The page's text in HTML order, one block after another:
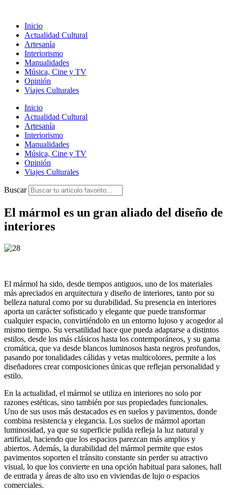
contenido
Inicio
Actualidad Cultural
Artesanía
Interiorismo
Manualidades
Música, Cine y TV
Opinión
Viajes Culturales
Inicio
Actualidad Cultural
Artesanía
Interiorismo
Manualidades
Música, Cine y TV
Opinión
Viajes Culturales
Buscar
El mármol es un gran aliado del diseño de
interiores
El mármol ha sido, desde tiempos antiguos, uno de los materiales
más apreciados en arquitectura y diseño de interiores, tanto por su
belleza natural como por su durabilidad. Su presencia en interiores
aporta un carácter sofisticado y elegante que puede transformar
cualquier espacio, convirtiéndolo en un entorno lujoso y acogedor al
mismo tiempo. Su versatilidad hace que pueda adaptarse a distintos
estilos, desde los más clásicos hasta los contemporáneos, y su gama
cromática, que va desde blancos luminosos hasta negros profundos,
pasando por tonalidades cálidas y vetas multicolores, permite a los
diseñadores crear composiciones únicas que reflejan personalidad y
estilo.
En la actualidad, el mármol se utiliza en interiores no solo por
razones estéticas, sino también por sus propiedades funcionales.
Uno de sus usos más destacados es en suelos y pavimentos, donde
combina resistencia y elegancia. Los suelos de mármol aportan
luminosidad, ya que su superficie pulida refleja la luz natural y
artificial, haciendo que los espacios parezcan más amplios y
abiertos. Además, la durabilidad del mármol permite que estos
pavimentos soporten el tránsito constante sin perder su atractivo
visual, lo que los convierte en una opción habitual para salones, hall
de entrada y áreas de alto uso en viviendas de lujo o espacios
comerciales.